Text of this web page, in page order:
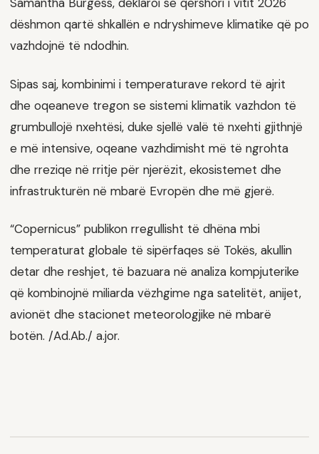
dëshmon qartë shkallën e ndryshimeve klimatike që po
vazhdojnë të ndodhin.
Sipas saj, kombinimi i temperaturave rekord të ajrit
dhe oqeaneve tregon se sistemi klimatik vazhdon të
grumbullojë nxehtësi, duke sjellë valë të nxehti gjithnjë
e më intensive, oqeane vazhdimisht më të ngrohta
dhe rreziqe në rritje për njerëzit, ekosistemet dhe
infrastrukturën në mbarë Evropën dhe më gjerë.
“Copernicus” publikon rregullisht të dhëna mbi
temperaturat globale të sipërfaqes së Tokës, akullin
detar dhe reshjet, të bazuara në analiza kompjuterike
që kombinojnë miliarda vëzhgime nga satelitët, anijet,
avionët dhe stacionet meteorologjike në mbarë
botën. /Ad.Ab./ a.jor.